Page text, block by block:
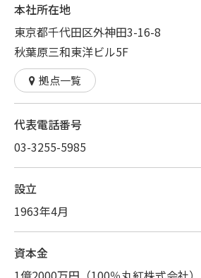
本社所在地
東京都千代田区外神田3-16-8
秋葉原三和東洋ビル5F
拠点一覧
代表電話番号
03-3255-5985
設立
1963年4月
資本金